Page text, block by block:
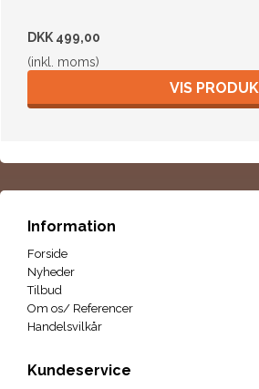
DKK 499,00
(inkl. moms)
VIS
Information
Forside
Nyheder
Tilbud
Om os/ Referencer
Handelsvilkår
Kundeservice